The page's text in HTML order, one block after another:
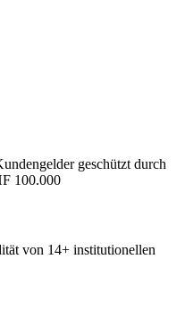
geschützt durch
100.000
von 14+ institutionellen